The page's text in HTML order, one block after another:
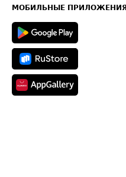
Техническая информация
МОБИЛЬНЫЕ ПРИЛОЖЕНИЯ